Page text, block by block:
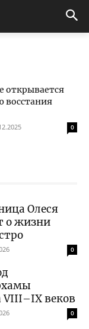
открывается
восстания
0
Олеся
о жизни
0
VIII–IX веков
0